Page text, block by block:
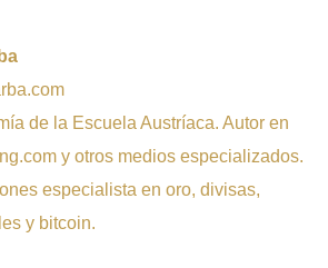
de la Escuela Austríaca. Autor en
y otros medios especializados.
especialista en oro, divisas,
y bitcoin.